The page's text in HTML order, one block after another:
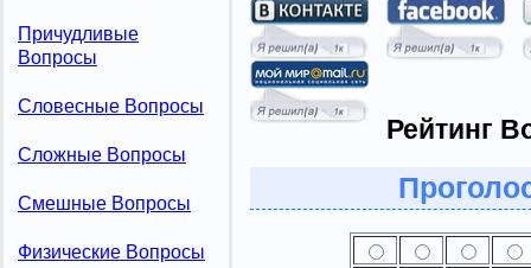
Причудливые
Вопросы
Словесные Вопросы
Сложные Вопросы
Смешные Вопросы
Физические Вопросы
Рейтинг